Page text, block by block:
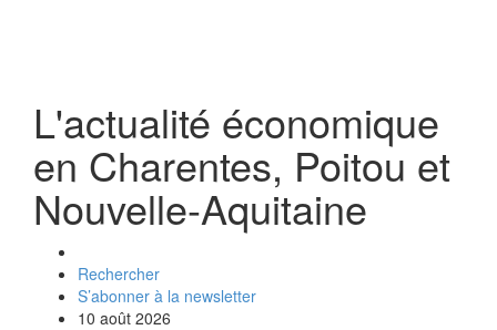
L'actualité économique
en Charentes, Poitou et
Nouvelle-Aquitaine
Rechercher
S’abonner à la newsletter
10 août 2026